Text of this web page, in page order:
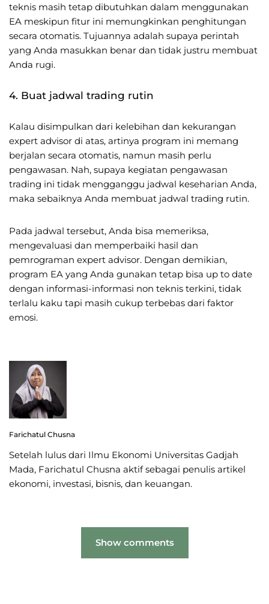
teknis masih tetap dibutuhkan dalam menggunakan
EA meskipun fitur ini memungkinkan penghitungan
secara otomatis. Tujuannya adalah supaya perintah
yang Anda masukkan benar dan tidak justru membuat
Anda rugi.
4. Buat jadwal trading rutin
Kalau disimpulkan dari kelebihan dan kekurangan
expert advisor di atas, artinya program ini memang
berjalan secara otomatis, namun masih perlu
pengawasan. Nah, supaya kegiatan pengawasan
trading ini tidak mengganggu jadwal keseharian Anda,
maka sebaiknya Anda membuat jadwal trading rutin.
Pada jadwal tersebut, Anda bisa memeriksa,
mengevaluasi dan memperbaiki hasil dan
pemrograman expert advisor. Dengan demikian,
program EA yang Anda gunakan tetap bisa up to date
dengan informasi-informasi non teknis terkini, tidak
terlalu kaku tapi masih cukup terbebas dari faktor
emosi.
Farichatul Chusna
Setelah lulus dari Ilmu Ekonomi Universitas Gadjah
Mada, Farichatul Chusna aktif sebagai penulis artikel
ekonomi, investasi, bisnis, dan keuangan.
Show comments